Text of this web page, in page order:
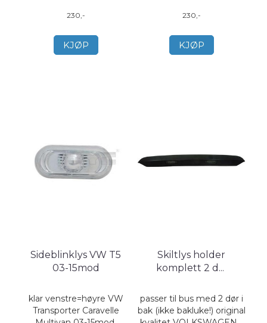
230,-
KJØP
230,-
KJØP
Sideblinklys VW T5
03-15mod
klar venstre=høyre VW
Transporter Caravelle
Skiltlys holder
komplett 2 d ...
passer til bus med 2 dør i
bak (ikke bakluke!) original